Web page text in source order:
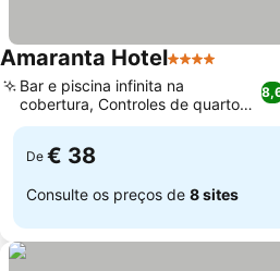
Amaranta Hotel4 Estrelas
Bar e piscina infinita na
cobertura, Controles de quarto
inteligentes
De € 38
Consulte os preços de 8 sites